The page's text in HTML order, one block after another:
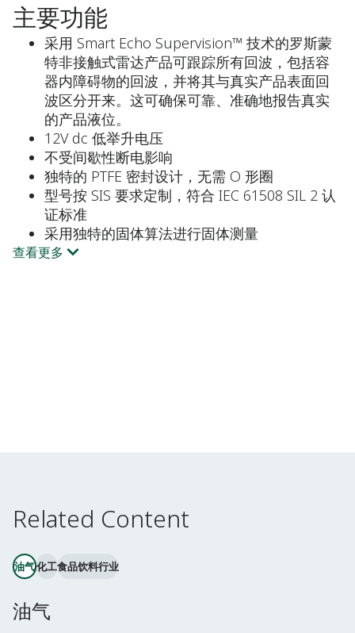
主要功能
采用 Smart Echo Supervision™ 技术的罗斯蒙
特非接触式雷达产品可跟踪所有回波，包括容
器内障碍物的回波，并将其与真实产品表面回
波区分开来。这可确保可靠、准确地报告真实
的产品液位。
12V dc 低举升电压
不受间歇性断电影响
独特的 PTFE 密封设计，无需 O 形圈
型号按 SIS 要求定制，符合 IEC 61508 SIL 2 认
证标准
采用独特的固体算法进行固体测量
查看更多
Related Content
油气化工食品饮料行业
油气